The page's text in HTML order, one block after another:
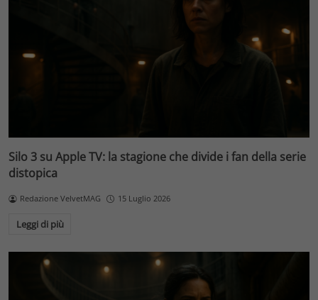
Silo 3 su Apple TV: la stagione che divide i fan della serie
distopica
Redazione VelvetMAG 15 Luglio 2026
Leggi di più